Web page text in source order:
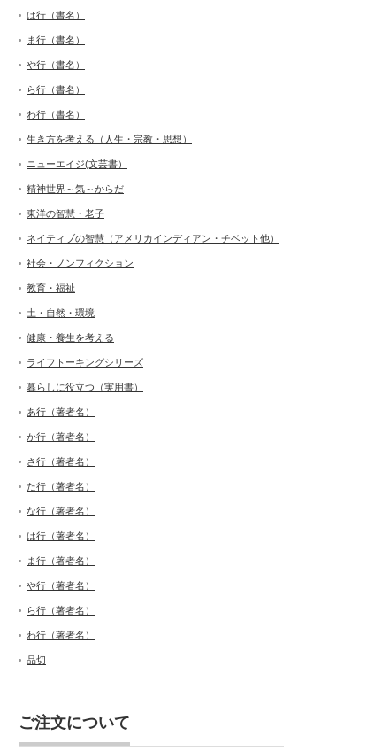
は行（書名）
ま行（書名）
や行（書名）
ら行（書名）
わ行（書名）
生き方を考える（人生・宗教・思想）
ニューエイジ(文芸書）
精神世界～気～からだ
東洋の智慧・老子
ネイティブの智慧（アメリカインディアン・チベット他）
社会・ノンフィクション
教育・福祉
土・自然・環境
健康・養生を考える
ライフトーキングシリーズ
暮らしに役立つ（実用書）
あ行（著者名）
か行（著者名）
さ行（著者名）
た行（著者名）
な行（著者名）
は行（著者名）
ま行（著者名）
や行（著者名）
ら行（著者名）
わ行（著者名）
品切
ご注文について